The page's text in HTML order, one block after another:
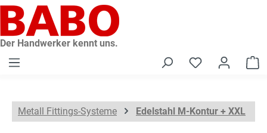
springen
Der Handwerker kennt uns.
Metall Fittings-Systeme Edelstahl M-Kontur + XXL